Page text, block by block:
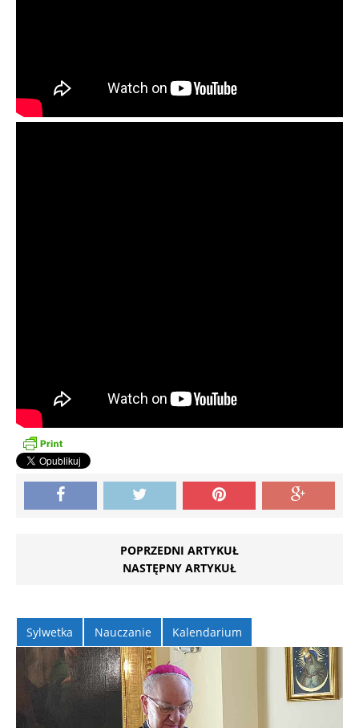
POPRZEDNI ARTYKUŁ
NASTĘPNY ARTYKUŁ
Sylwetka Nauczanie Kalendarium